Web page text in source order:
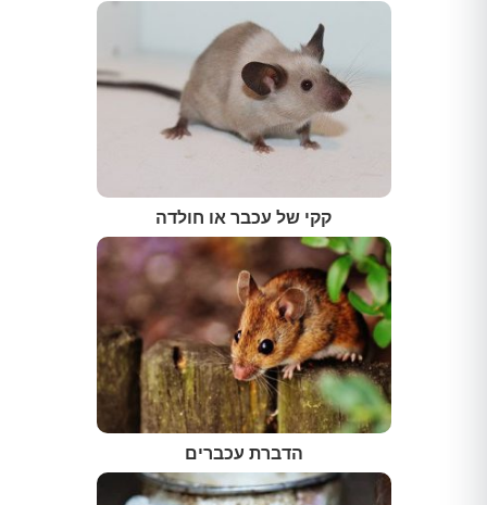
קקי של עכבר או חולדה
הדברת עכברים